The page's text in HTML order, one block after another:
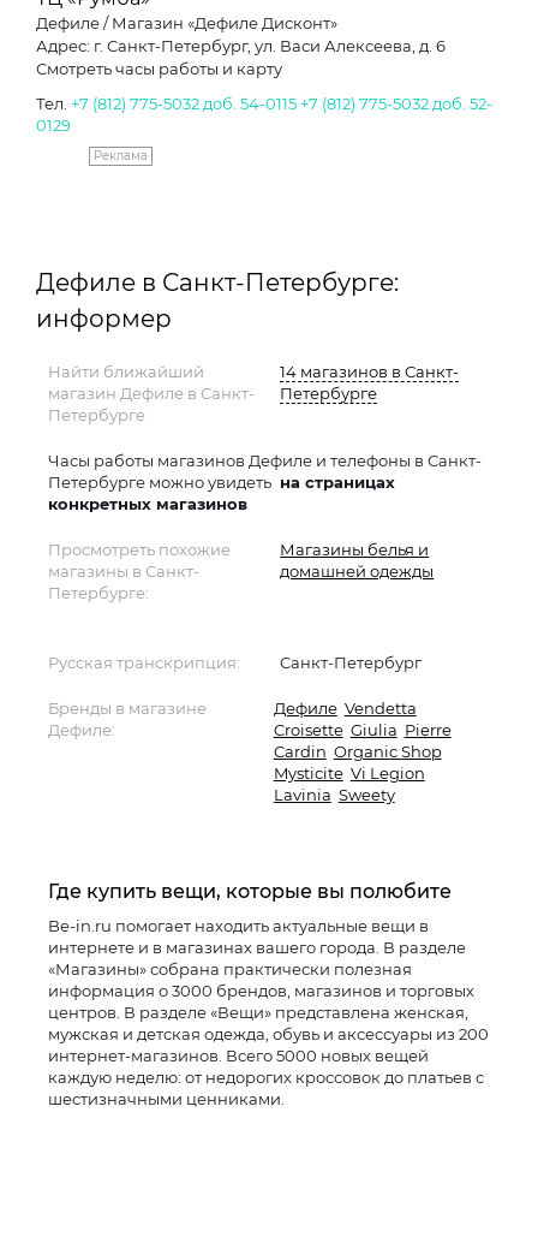
Дефиле / Магазин «Дефиле Дисконт»
Адрес: г. Санкт-Петербург, ул. Васи Алексеева, д. 6
Смотреть часы работы и карту
Тел. +7 (812) 775-5032 доб. 54-0115 +7 (812) 775-5032 доб. 52-
0129
Реклама
Дефиле в Санкт-Петербурге:
информер
Найти ближайший
магазин Дефиле в Санкт-
Петербурге
14 магазинов в Санкт-
Петербурге
Часы работы магазинов Дефиле и телефоны в Санкт-
Петербурге можно увидеть на страницах
конкретных магазинов
Просмотреть похожие
магазины в Санкт-
Петербурге:
Магазины белья и
домашней одежды
Русская транскрипция: Санкт-Петербург
Бренды в магазине
Дефиле:
Дефиле Vendetta
Croisette Giulia Pierre
Cardin Organic Shop
Mysticite Vi Legion
Lavinia Sweety
Где купить вещи, которые вы полюбите
Be-in.ru помогает находить актуальные вещи в
интернете и в магазинах вашего города. В разделе
«Магазины» собрана практически полезная
информация о 3000 брендов, магазинов и торговых
центров. В разделе «Вещи» представлена женская,
мужская и детская одежда, обувь и аксессуары из 200
интернет-магазинов. Всего 5000 новых вещей
каждую неделю: от недорогих кроссовок до платьев с
шестизначными ценниками.